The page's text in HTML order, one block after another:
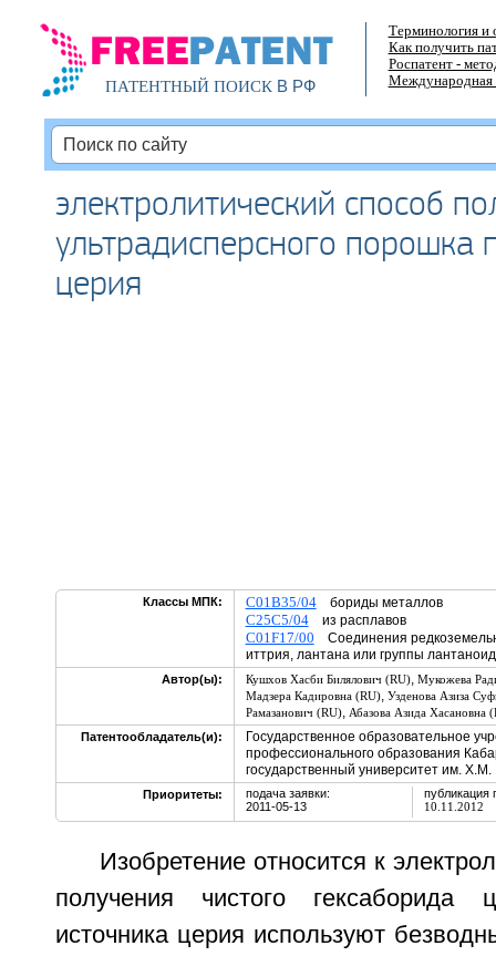
ПАТЕНТНЫЙ ПОИСКВ РФ
Терминология и
Как получить
Роспатент -
Международная
электролитический способ
ультрадисперсного порошка
церия
Классы МПК: C01B35/04бориды металлов
C25C5/04из расплавов
C01F17/00 Соединения
иттрия, лантана или группы
Автор(ы): Кушхов Хасби Билялович (RU), Мукожева
Мадзера Кадировна (RU), Узденова Азиза
Рамазанович (RU), Абазова Азида Хасановна
Патентообладатель(и):
Государственное образовательное
профессионального образования
государственный университет им. Х.М.
Приоритеты:
подача заявки:
2011-05-13
публикация
10.11.2012
Изобретение относится к
получения чистого гексаборида
источника церия используют